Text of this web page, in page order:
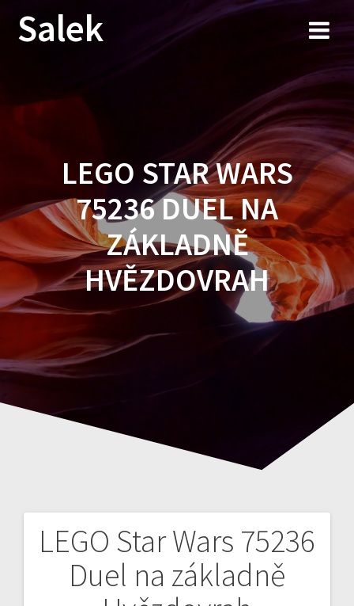
do
Salek
LEGO STAR WARS
75236 DUEL NA
ZÁKLADNĚ
HVĚZDOVRAH
LEGO Star Wars 75236
Duel na základně
Nawigacja
wpisu